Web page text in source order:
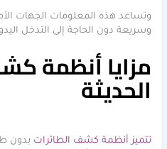
وتساعد هذه المعلومات الجهات
وسريعة دون الحاجة إلى التدخل
مزايا أنظمة
الحديثة
تتميز أنظمة كشف الطائرات بدون